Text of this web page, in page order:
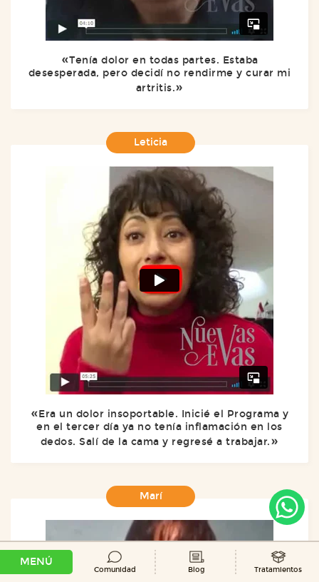
Tenía dolor en todas partes. Estaba
desesperada, pero decidí no rendirme y curar mi
artritis.
Leticia
Era un dolor insoportable. Inicié el Programa y
en el tercer día ya no tenía inflamación en los
dedos. Salí de la cama y regresé a trabajar.
Marí
MENÚ
Comunidad Blog Tratamientos